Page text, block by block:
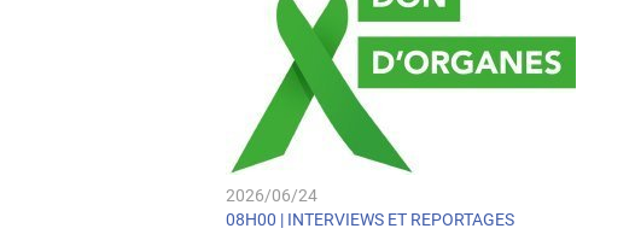
2026/06/24
08H00 | INTERVIEWS ET REPORTAGES